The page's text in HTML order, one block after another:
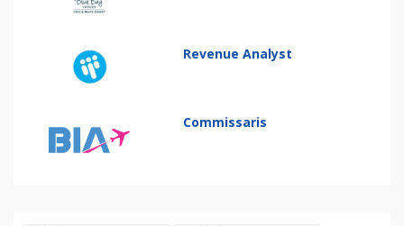
Revenue Analyst
Commissaris